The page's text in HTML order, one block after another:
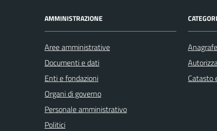
AMMINISTRAZIONE
Aree amministrative
Documenti e dati
Enti e fondazioni
Organi di governo
Personale amministrativo
Politici
Catasto